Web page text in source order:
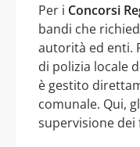
Per i Concorsi
bandi che
autorità ed enti.
di polizia locale
è gestito
comunale. Qui,
supervisione